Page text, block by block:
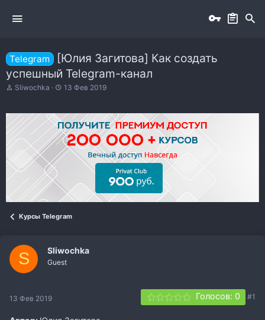
Telegram
[Юлия Загитова] Как создать
успешный Telegram-канал
А
о
р
т
е
Sliwochka
Д
а
н
а
ч
а
13 Фев 2019
Курсы Telegram
S Sliwochka
Guest
13 Фев 2019 Голосов: 0 #1